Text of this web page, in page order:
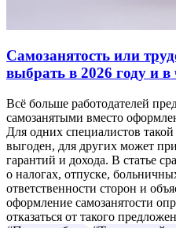
Самозанятость или
выбрать в 2026 году и
Всё больше работодателей
самозанятыми вместо
Для одних специалистов
выгоден, для других может
гарантий и дохода. В статье
о налогах, отпуске,
ответственности сторон и
оформление самозанятости
отказаться от такого